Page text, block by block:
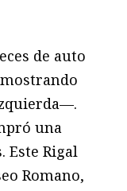
de auto
una
Este Rigal
Romano,